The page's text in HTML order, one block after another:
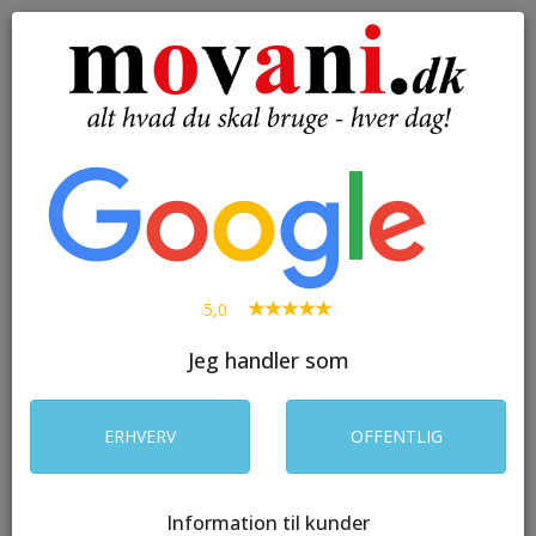
Toggle
5,0
Jeg handler som
ERHVERV OFFENTLIG
Information til kunder